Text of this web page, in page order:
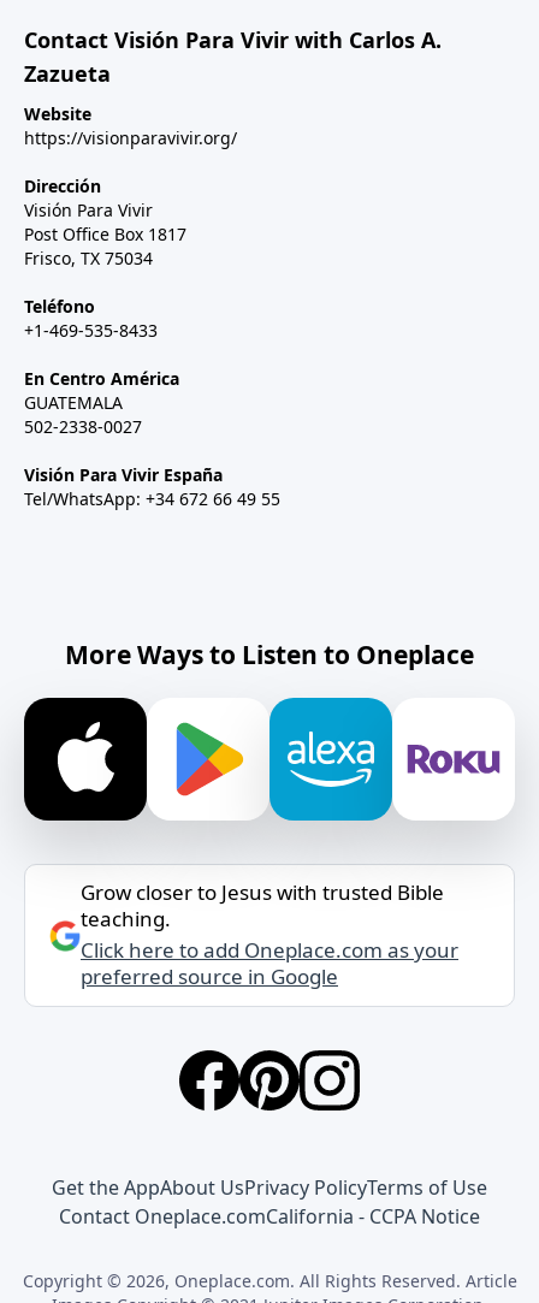
Contact Visión Para Vivir with Carlos A.
Zazueta
Website
https://visionparavivir.org/
Dirección
Visión Para Vivir
Post Office Box 1817
Frisco, TX 75034
Teléfono
+1-469-535-8433
En Centro América
GUATEMALA
502-2338-0027
Visión Para Vivir España
Tel/WhatsApp: +34 672 66 49 55
More Ways to Listen to Oneplace
Grow closer to Jesus with trusted Bible
teaching.
Click here to add Oneplace.com as your
preferred source in Google
Get the AppAbout UsPrivacy PolicyTerms of Use
Contact Oneplace.comCalifornia - CCPA Notice
Copyright © 2026, Oneplace.com. All Rights Reserved. Article